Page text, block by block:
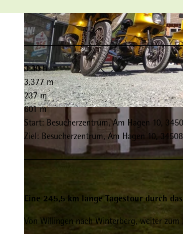
© Walter Saure, Willingen |
3:30 h
3.377 m
237 m
601 m
Start: Besucherzentrum, Am Hagen 10,
Ziel: Besucherzentrum, Am Hagen 10,
Eine 245,5 km lange Tagestour durch
Von Willingen nach Winterberg, weiter zum